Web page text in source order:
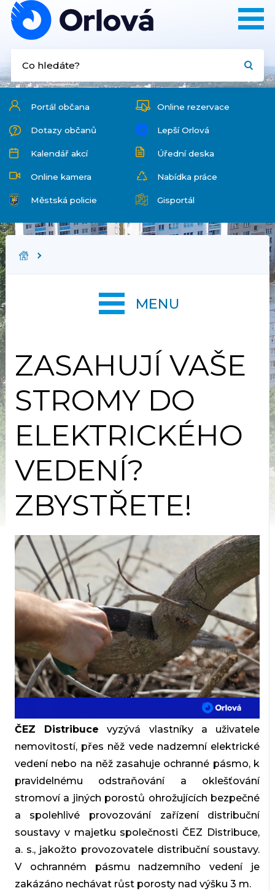
Portál občana Online rezervace
Dotazy občanů Lepší Orlová
Kalendář akcí Úřední deska
Online kamera Nabídka práce
Městská policie Gisportál
ZASAHUJÍ VAŠE
STROMY DO
ELEKTRICKÉHO
VEDENÍ?
ZBYSTŘETE!
ČEZ Distribuce vyzývá vlastníky a uživatele
nemovitostí, přes něž vede nadzemní elektrické
vedení nebo na něž zasahuje ochranné pásmo, k
pravidelnému odstraňování a oklešťování
stromoví a jiných porostů ohrožujících bezpečné
a spolehlivé provozování zařízení distribuční
soustavy v majetku společnosti ČEZ Distribuce,
a. s., jakožto provozovatele distribuční soustavy.
V ochranném pásmu nadzemního vedení je
zakázáno nechávat růst porosty nad výšku 3 m.
MENU